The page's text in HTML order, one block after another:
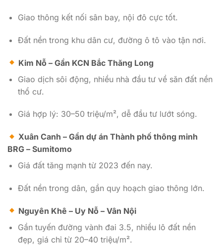
Giao thông kết nối sân bay, nội đô cực tốt.
Đất nền trong khu dân cư, đường ô tô vào tận nơi.
Kim Nỗ – Gần KCN Bắc Thăng Long
Giao dịch sôi động, nhiều nhà đầu tư về săn đất nền
thổ cư.
Giá hợp lý: 30–50 triệu/m², dễ đầu tư lướt sóng.
Xuân Canh – Gần dự án Thành phố thông minh
BRG – Sumitomo
Giá đất tăng mạnh từ 2023 đến nay.
Đất nền trong dân, gần quy hoạch giao thông lớn.
Nguyên Khê – Uy Nỗ – Vân Nội
Gần tuyến đường vành đai 3.5, nhiều lô đất nền
đẹp, giá chỉ từ 20–40 triệu/m².